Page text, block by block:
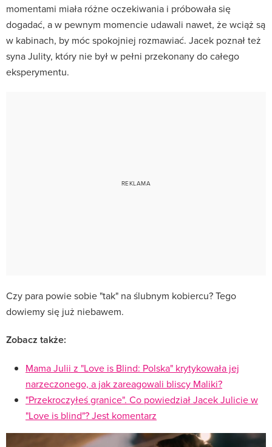
momentami miała różne oczekiwania i próbowała się
dogadać, a w pewnym momencie udawali nawet, że wciąż są
w kabinach, by móc spokojniej rozmawiać. Jacek poznał też
syna Julity, który nie był w pełni przekonany do całego
eksperymentu.
Czy para powie sobie "tak" na ślubnym kobiercu? Tego
dowiemy się już niebawem.
Zobacz także:
Mama Julii z "Love is Blind: Polska" krytykowała jej
narzeczonego, a jak zareagowali bliscy Maliki?
"Przekroczyłeś granice". Co powiedział Jacek Julicie w
"Love is blind"? Jest komentarz